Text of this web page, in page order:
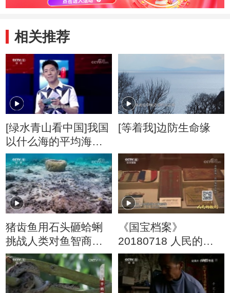
相关推荐
[绿水青山看中国]我国
以什么海的平均海平
面作为零海拔？
[等着我]边防生命缘
猪齿鱼用石头砸蛤蜊
挑战人类对鱼智商的
认知
《国宝档案》
20180718 人民的胜
利·决战淮海——百姓
争相去参军